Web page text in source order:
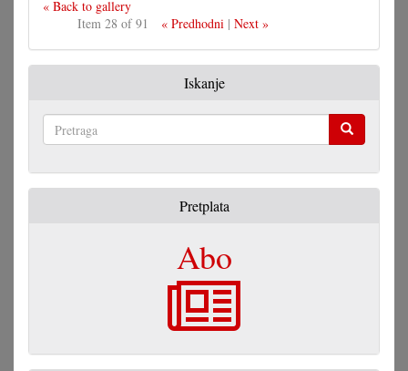
« Back to gallery
Item 28 of 91
« Predhodni| Next »
Iskanje
Pretplata
Abo